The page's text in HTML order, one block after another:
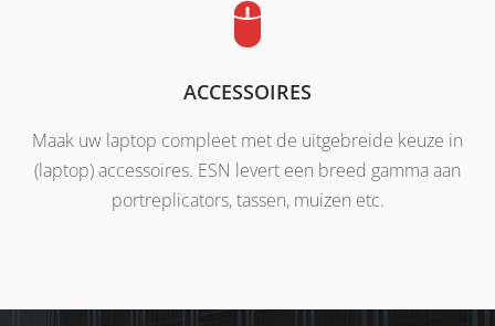
ACCESSOIRES
Maak uw laptop compleet met de uitgebreide keuze in
(laptop) accessoires. ESN levert een breed gamma aan
portreplicators, tassen, muizen etc.